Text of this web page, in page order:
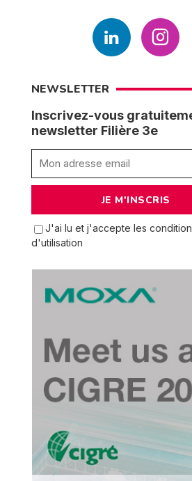
NEWSLETTER
Inscrivez-vous
newsletter Filière 3e
J'ai lu et j'accepte les
d'utilisation